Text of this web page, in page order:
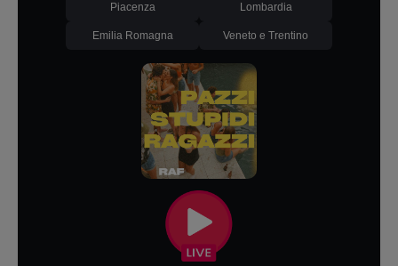
Piacenza Lombardia
Emilia Romagna Veneto e Trentino